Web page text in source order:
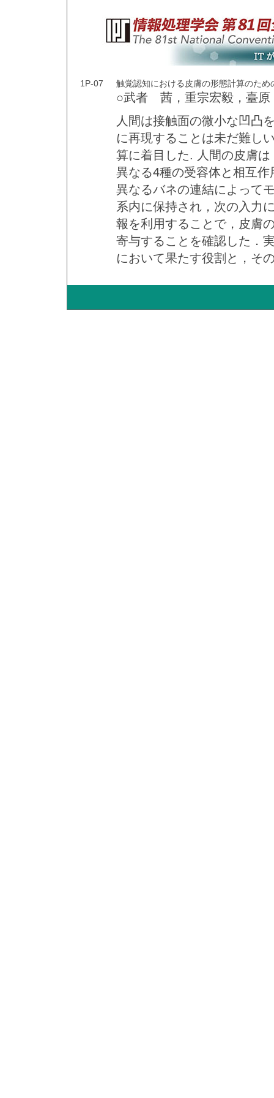
1P-07 触覚認知における皮膚の形態計算のため
○武者 茜，重宗宏毅，臺
人間は接触面の微小な凹凸
に再現することは未だ難し
算に着目した. 人間の皮膚
異なる4種の受容体と相互
異なるバネの連結によって
系内に保持され，次の入力
報を利用することで，皮膚
寄与することを確認した．
において果たす役割と，そ